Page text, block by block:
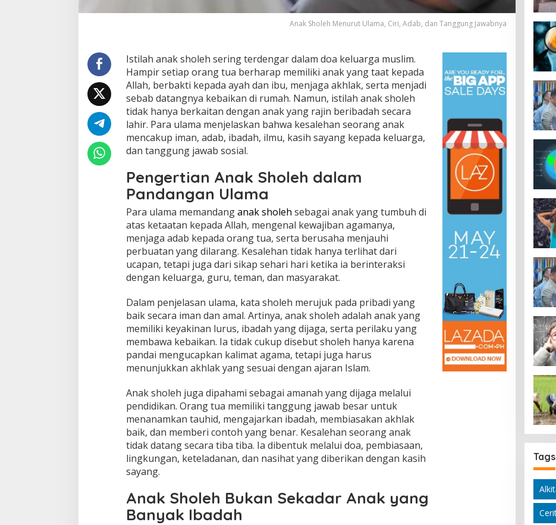
Anak Sholeh Menurut Ulama, Ciri, Adab, dan Tanggung Jawabnya
Istilah anak sholeh sering terdengar dalam doa keluarga muslim.
Hampir setiap orang tua berharap memiliki anak yang taat kepada
Allah, berbakti kepada ayah dan ibu, menjaga akhlak, serta menjadi
sebab datangnya kebaikan di rumah. Namun, istilah anak sholeh
tidak hanya berkaitan dengan anak yang rajin beribadah secara
lahir. Para ulama menjelaskan bahwa kesalehan seorang anak
mencakup iman, adab, ibadah, ilmu, kasih sayang kepada keluarga,
dan tanggung jawab sosial.
Pengertian Anak Sholeh dalam
Pandangan Ulama
Para ulama memandanganak sholeh sebagai anak yang tumbuh di
atas ketaatan kepada Allah, mengenal kewajiban agamanya,
menjaga adab kepada orang tua, serta berusaha menjauhi
perbuatan yang dilarang. Kesalehan tidak hanya terlihat dari
ucapan, tetapi juga dari sikap sehari hari ketika ia berinteraksi
dengan keluarga, guru, teman, dan masyarakat.
Dalam penjelasan ulama, kata sholeh merujuk pada pribadi yang
baik secara iman dan amal. Artinya, anak sholeh adalah anak yang
memiliki keyakinan lurus, ibadah yang dijaga, serta perilaku yang
membawa kebaikan. Ia tidak cukup disebut sholeh hanya karena
pandai mengucapkan kalimat agama, tetapi juga harus
menunjukkan akhlak yang sesuai dengan ajaran Islam.
Anak sholeh juga dipahami sebagai amanah yang dijaga melalui
pendidikan. Orang tua memiliki tanggung jawab besar untuk
menanamkan tauhid, mengajarkan ibadah, membiasakan akhlak
baik, dan memberi contoh yang benar. Kesalehan seorang anak
tidak datang secara tiba tiba. Ia dibentuk melalui doa, pembiasaan,
lingkungan, keteladanan, dan nasihat yang diberikan dengan kasih
sayang.
Anak Sholeh Bukan Sekadar Anak yang
Banyak Ibadah
Tags